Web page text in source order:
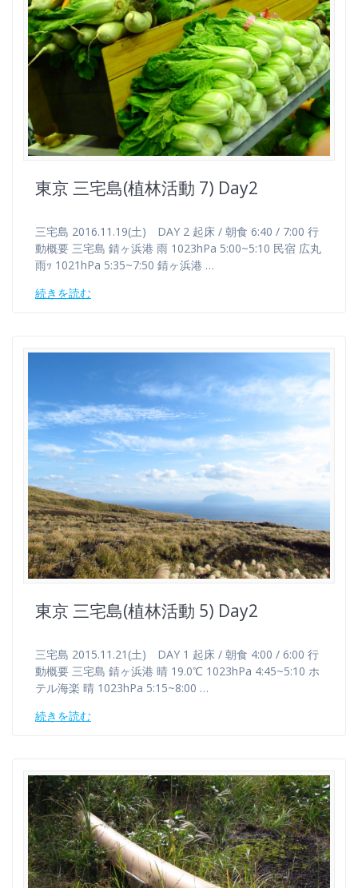
東京 三宅島(植林活動 7) Day2
三宅島 2016.11.19(土) DAY 2 起床 / 朝食 6:40 / 7:00 行
動概要 三宅島 錆ヶ浜港 雨 1023hPa 5:00~5:10 民宿 広丸
雨ｯ 1021hPa 5:35~7:50 錆ヶ浜港 …
続きを読む
東京 三宅島(植林活動 5) Day2
三宅島 2015.11.21(土) DAY 1 起床 / 朝食 4:00 / 6:00 行
動概要 三宅島 錆ヶ浜港 晴 19.0℃ 1023hPa 4:45~5:10 ホ
テル海楽 晴 1023hPa 5:15~8:00 …
続きを読む